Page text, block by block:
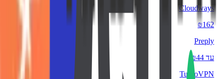
Cloudways
₪162
Preply
עד ₪44
TurboVPN